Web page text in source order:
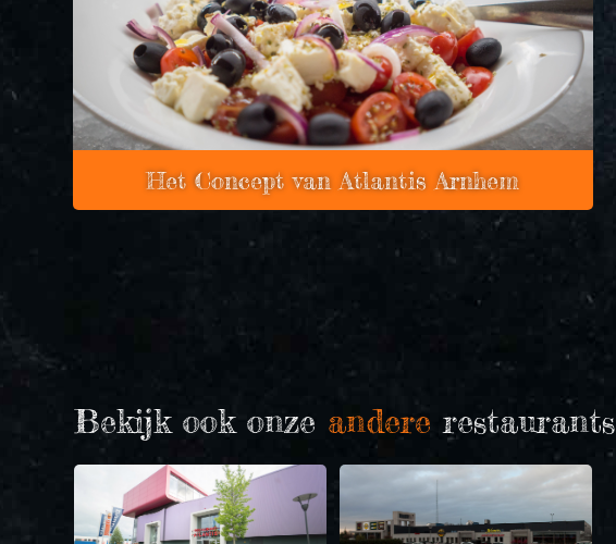
Het Concept van Atlantis Arnhem
Bekijk ook onze andere restaurants